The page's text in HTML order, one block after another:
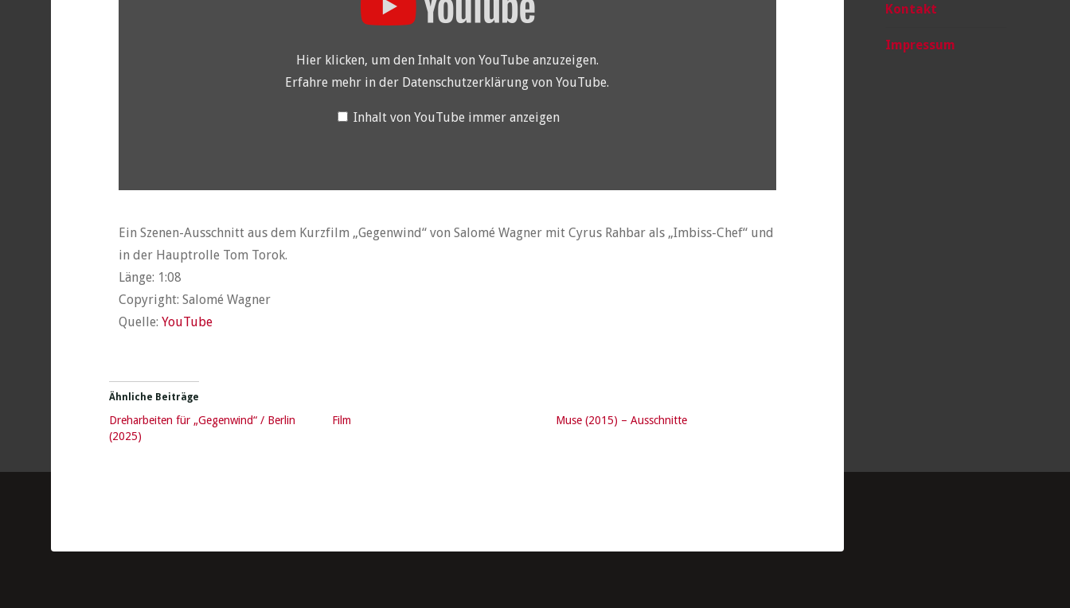
Hier klicken, um den Inhalt von YouTube anzuzeigen.
Erfahre mehr in der Datenschutzerklärung von YouTube.
Inhalt von YouTube immer anzeigen
Ein Szenen-Ausschnitt aus dem Kurzfilm „Gegenwind“ von Salomé Wagner mit Cyrus Rahbar als „Imbiss-Chef“ und
in der Hauptrolle Tom Torok.
Länge: 1:08
Copyright: Salomé Wagner
Quelle: YouTube
Ähnliche Beiträge
Dreharbeiten für „Gegenwind“ / Berlin
(2025)
Film Muse (2015) – Ausschnitte
Kontakt
Impressum